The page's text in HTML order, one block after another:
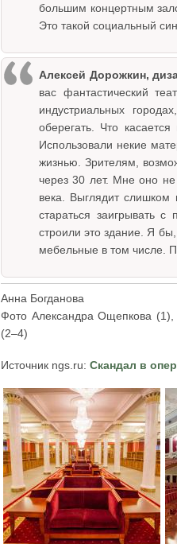
большим концертным
Это такой социальный
Алексей Дорожкин,
вас фантастический
индустриальных
оберегать. Что
Использовали некие
жизнью. Зрителям,
через 30 лет. Мне оно не
века. Выглядит
стараться заигрывать
строили это здание. Я
мебельные в том числе.
Анна Богданова
Фото Александра Ощепкова
(2–4)
Источник ngs.ru:Скандал в